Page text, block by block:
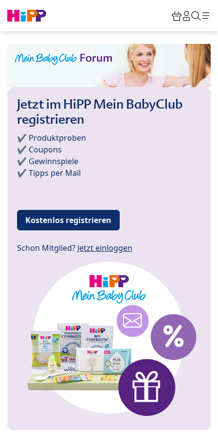
HiPP
Jetzt im HiPP Mein BabyClub
registrieren
✔️ Produktproben
✔️ Coupons
✔️ Gewinnspiele
✔️ Tipps per Mail
Kostenlos registrieren
Schon Mitglied? Jetzt einloggen